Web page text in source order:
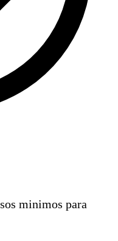
minimos para